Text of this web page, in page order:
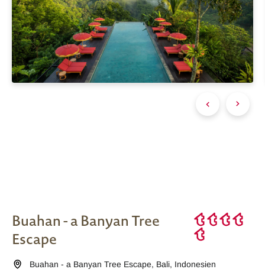
Buahan - a Banyan Tree
Escape
Buahan - a Banyan Tree Escape, Bali, Indonesien